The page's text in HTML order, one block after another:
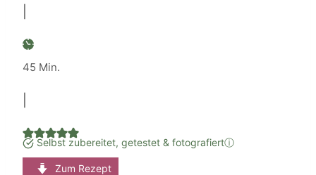
45 Minuten
Min.
Selbst zubereitet, getestet & fotografiertⓘ
Zum Rezept